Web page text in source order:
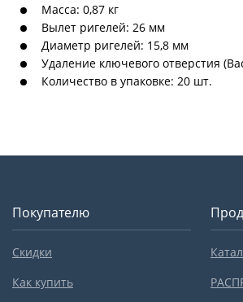
Масса: 0,87 кг
Вылет ригелей: 26 мм
Диаметр ригелей: 15,8 мм
Удаление ключевого отверстия
Количество в упаковке: 20 шт.
Покупателю
Скидки
Как купить